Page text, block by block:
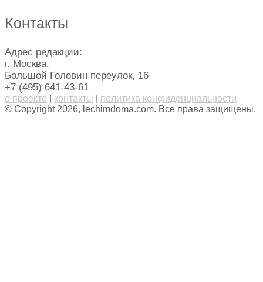
Контакты
Адрес редакции:
г. Москва,
Большой Головин переулок, 16
+7 (495) 641-43-61
о проекте контакты
политика конфиденциальности
© Copyright 2026, lechimdoma.com. Все права защищены.